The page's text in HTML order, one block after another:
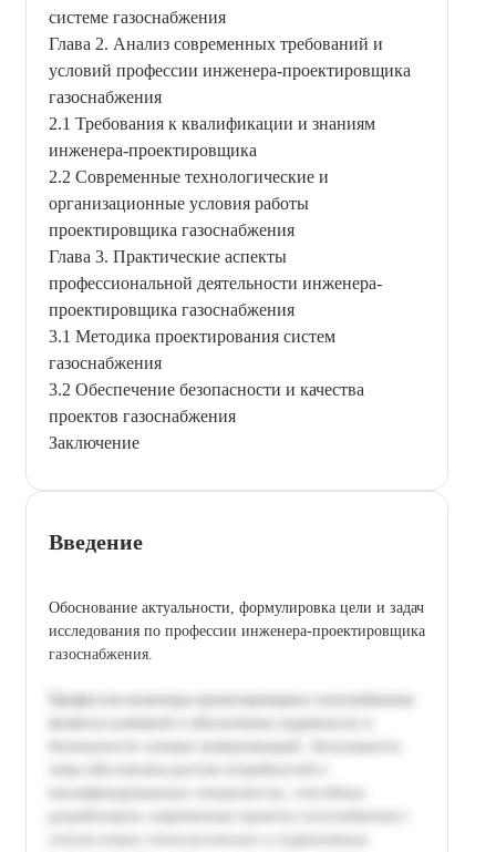
системе газоснабжения
Глава 2. Анализ современных требований и
условий профессии инженера-проектировщика
газоснабжения
2.1 Требования к квалификации и знаниям
инженера-проектировщика
2.2 Современные технологические и
организационные условия работы
проектировщика газоснабжения
Глава 3. Практические аспекты
профессиональной деятельности инженера-
проектировщика газоснабжения
3.1 Методика проектирования систем
газоснабжения
3.2 Обеспечение безопасности и качества
проектов газоснабжения
Заключение
Введение
Обоснование актуальности, формулировка цели и задач
исследования по профессии инженера-проектировщика
газоснабжения.